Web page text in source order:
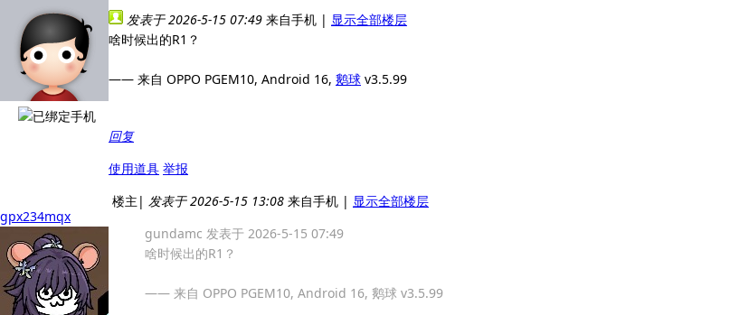
发表于 2026-5-15 07:49 来自手机 | 显示全部楼层
啥时候出的R1？
—— 来自 OPPO PGEM10, Android 16, 鹅球 v3.5.99
回复
使用道具 举报
gpx234mqx
楼主 | 发表于 2026-5-15 13:08 来自手机 | 显示全部楼层
gundamc 发表于 2026-5-15 07:49
啥时候出的R1？
—— 来自 OPPO PGEM10, Android 16, 鹅球 v3.5.99